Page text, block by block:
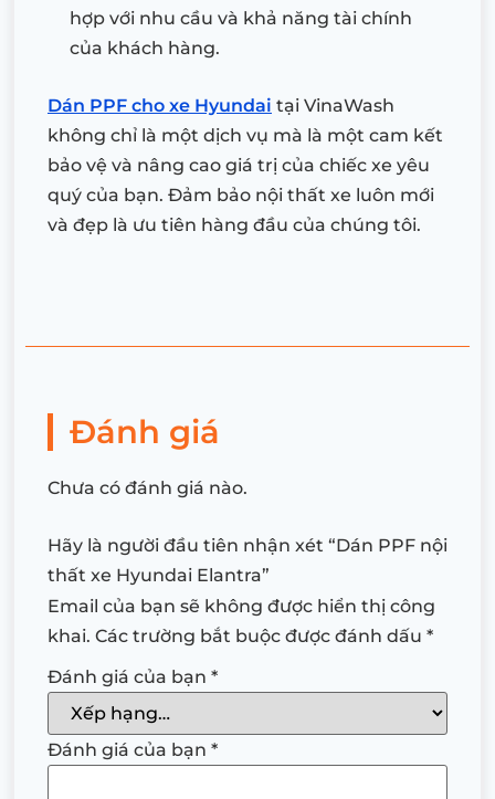
hợp với nhu cầu và khả năng tài chính
của khách hàng.
Dán PPF cho xe Hyundai tại VinaWash
không chỉ là một dịch vụ mà là một cam kết
bảo vệ và nâng cao giá trị của chiếc xe yêu
quý của bạn. Đảm bảo nội thất xe luôn mới
và đẹp là ưu tiên hàng đầu của chúng tôi.
Đánh giá
Chưa có đánh giá nào.
Hãy là người đầu tiên nhận xét “Dán PPF nội
thất xe Hyundai Elantra”
Email của bạn sẽ không được hiển thị công
khai. Các trường bắt buộc được đánh dấu *
Đánh giá của bạn *
Đánh giá của bạn *